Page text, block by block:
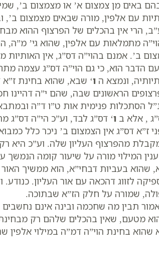
באים מן צמצום א’ או מצמצום ב’,
עם אלפין, מורה שבאים מצמצום ב’,
הרי אין בהכלים של הפרצוף ההוא
מתמלאות עם אלפין, שהוא גי’ מ”ה,
ב’. אמנם בהוי”ה דס”ג, אין האותיות
הדבר הוא, כי גם הוי”ה דס”ג עצמה
ונמצא ה ו‘ שבא, שהוא בחינת ז”א
הראשונים שבה, שהם י”ה
הסתכלות פנימית אות ט”ו ד”ה
, אלא ב ו‘ דס”ג לבד, וע”כ הי”ה דס”ג
ז”א דס”ג אין הצמצום ב’ ניכר כלל
מהפרצוף העליון שלה. וע”כ היא רק
ענין המילוי מורה על שיעור קומה
שהוא בעביות דבחי”א, הוא ממשיך
לזווג דהכאה עם אור העליון.
שמורה על חלק הז”א שבתוכה.
תבין מה שחכמה ובינה אינם
מטעם, שאין בהכלים שלהם רק
שהוא בחינת הוי”ה דמ”ה במילוי